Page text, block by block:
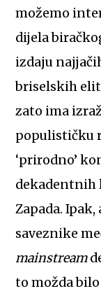
možemo
dijela
izdaju
briselskih
zato ima
populističku
‘prirodno’
dekadentnih
Zapada.
saveznike
mainstream
to možda